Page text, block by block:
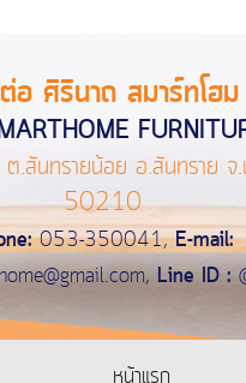
อ ศิรินาถ สมาร์ทโฮม
นทรายน้อย อ.สันทราย จ.
50210
053-350041,E-mail:
,Line ID :